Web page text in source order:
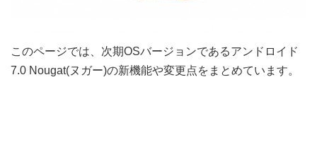
このページでは、次期OSバージョンであるアンドロイド
7.0 Nougat(ヌガー)の新機能や変更点をまとめています。